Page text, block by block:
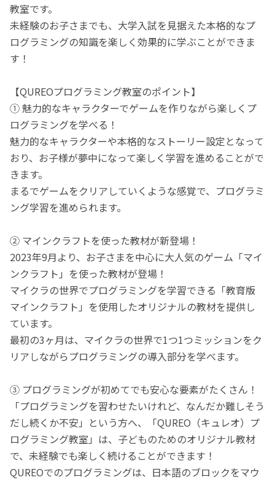
教室です。
未経験のお子さまでも、大学入試を見据えた本格的なプ
ログラミングの知識を楽しく効果的に学ぶことができま
す！
【QUREOプログラミング教室のポイント】
① 魅力的なキャラクターでゲームを作りながら楽しくプ
ログラミングを学べる！
魅力的なキャラクターや本格的なストーリー設定となって
おり、お子様が夢中になって楽しく学習を進めることがで
きます。
まるでゲームをクリアしていくような感覚で、プログラミ
ング学習を進められます。
② マインクラフトを使った教材が新登場！
2023年9月より、お子さまを中心に大人気のゲーム「マイ
ンクラフト」を使った教材が登場！
マイクラの世界でプログラミングを学習できる「教育版
マインクラフト」を使用したオリジナルの教材を提供し
ています。
最初の3ヶ月は、マイクラの世界で1つ1つミッションをク
リアしながらプログラミングの導入部分を学べます。
③ プログラミングが初めてでも安心な要素がたくさん！
「プログラミングを習わせたいけれど、なんだか難しそう
だし続くか不安」という方へ、「QUREO（キュレオ）プ
ログラミング教室」は、子どものためのオリジナル教材
で、未経験でも楽しく続けることができます！
QUREOでのプログラミングは、日本語のブロックをマウ